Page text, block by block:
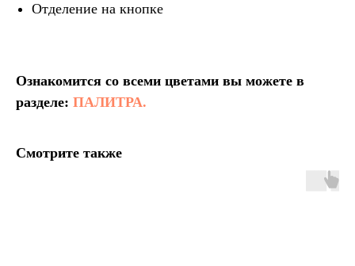
Отделение на кнопке
Ознакомится со всеми цветами вы можете в
разделе: ПАЛИТРА.
Смотрите также